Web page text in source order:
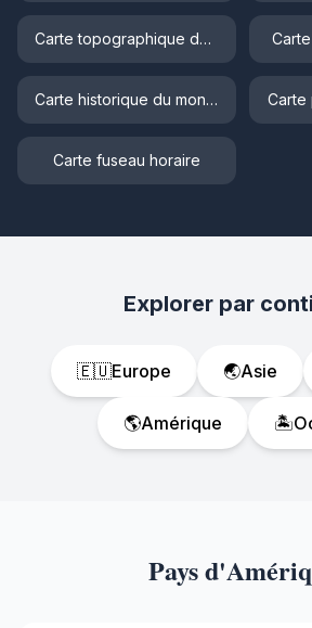
Carte topographique du monde
Carte historique du monde Carte
Carte fuseau horaire
Explorer par
🇪🇺Europe 🌏Asie
🌎Amérique 🏝️
Pays